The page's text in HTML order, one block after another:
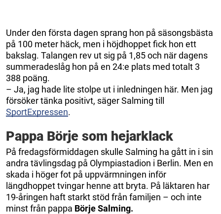
Under den första dagen sprang hon på säsongsbästa
på 100 meter häck, men i höjdhoppet fick hon ett
bakslag. Talangen rev ut sig på 1,85 och när dagens
summeradeslåg hon på en 24:e plats med totalt 3
388 poäng.
– Ja, jag hade lite stolpe ut i inledningen här. Men jag
försöker tänka positivt, säger Salming till
SportExpressen.
Pappa Börje som hejarklack
På fredagsförmiddagen skulle Salming ha gått in i sin
andra tävlingsdag på Olympiastadion i Berlin. Men en
skada i höger fot på uppvärmningen inför
längdhoppet tvingar henne att bryta. På läktaren har
19-åringen haft starkt stöd från familjen – och inte
minst från pappa Börje Salming.